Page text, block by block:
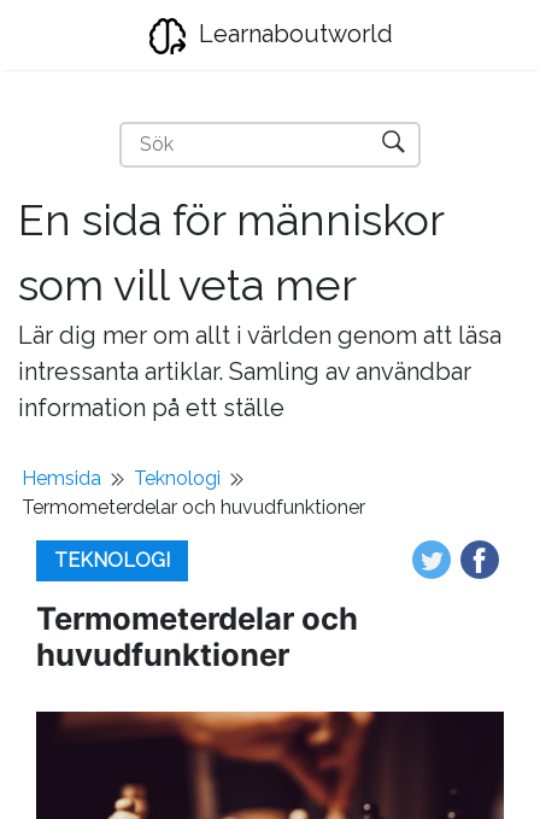
Learnaboutworld
En sida för människor
som vill veta mer
Lär dig mer om allt i världen genom att läsa
intressanta artiklar. Samling av användbar
information på ett ställe
Hemsida
Teknologi
Termometerdelar och huvudfunktioner
TEKNOLOGI
Termometerdelar och
huvudfunktioner